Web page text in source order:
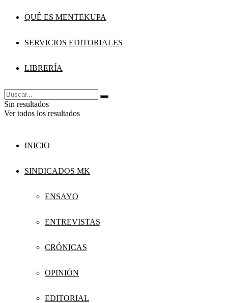
QUÉ ES MENTEKUPA
SERVICIOS EDITORIALES
LIBRERÍA
Sin resultados
Ver todos los resultados
INICIO
SINDICADOS MK
ENSAYO
ENTREVISTAS
CRÓNICAS
OPINIÓN
EDITORIAL